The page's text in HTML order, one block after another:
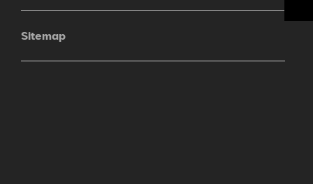
Sitemap